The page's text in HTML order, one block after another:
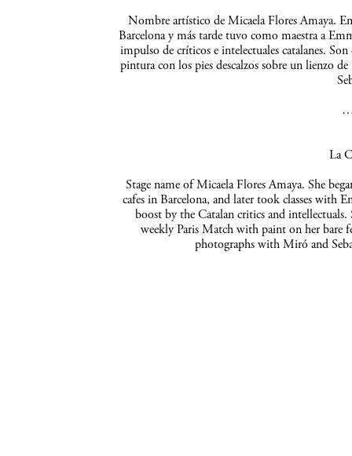
Nombre artístico de Micaela Flores Amaya.
Barcelona y más tarde tuvo como maestra a
impulso de críticos e intelectuales catalanes.
pintura con los pies descalzos sobre un lienzo
La
Stage name of Micaela Flores Amaya. She
cafes in Barcelona, and later took classes with
boost by the Catalan critics and
weekly Paris Match with paint on her bare
photographs with Miró and